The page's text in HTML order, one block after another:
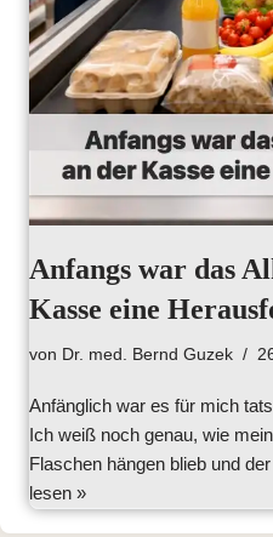
Anfangs war das
Kasse eine
von Dr. med. Bernd Guzek
Anfänglich war es für mich
Ich weiß noch genau, wie
Flaschen hängen blieb und
lesen »